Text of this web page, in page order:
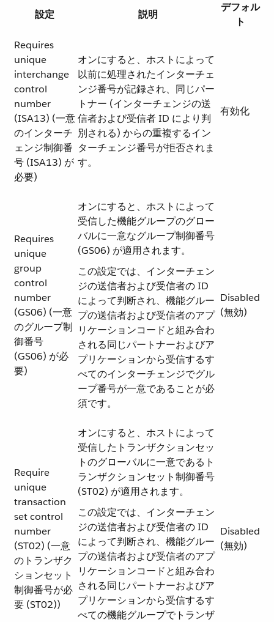
設定 説明
デフォル
ト
Requires
unique
interchange
control
number
(ISA13) (一意
のインターチ
ェンジ制御番
号 (ISA13) が
必要)
オンにすると、ホストによって
以前に処理されたインターチェ
ンジ番号が記録され、同じパー
トナー (インターチェンジの送
信者および受信者 ID により判
別される) からの重複するイン
ターチェンジ番号が拒否されま
す。
有効化
Requires
unique
group
control
number
(GS06) (一意
のグループ制
御番号
(GS06) が必
要)
オンにすると、ホストによって
受信した機能グループのグロー
バルに一意なグループ制御番号
(GS06) が適用されます。
この設定では、インターチェン
ジの送信者および受信者の ID
によって判断され、機能グルー
プの送信者および受信者のアプ
リケーションコードと組み合わ
される同じパートナーおよびア
プリケーションから受信するす
べてのインターチェンジでグル
ープ番号が一意であることが必
須です。
Disabled
(無効)
Require
unique
transaction
set control
number
(ST02) (一意
のトランザク
ションセット
制御番号が必
要 (ST02))
オンにすると、ホストによって
受信したトランザクションセッ
トのグローバルに一意であるト
ランザクションセット制御番号
(ST02) が適用されます。
この設定では、インターチェン
ジの送信者および受信者の ID
によって判断され、機能グルー
プの送信者および受信者のアプ
リケーションコードと組み合わ
される同じパートナーおよびア
プリケーションから受信するす
べての機能グループでトランザ
Disabled
(無効)